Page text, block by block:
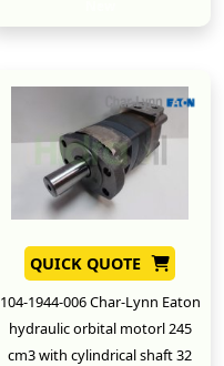
QUICK QUOTE
104-1944-006 Char-Lynn Eaton
hydraulic orbital motorl 245
cm3 with cylindrical shaft 32